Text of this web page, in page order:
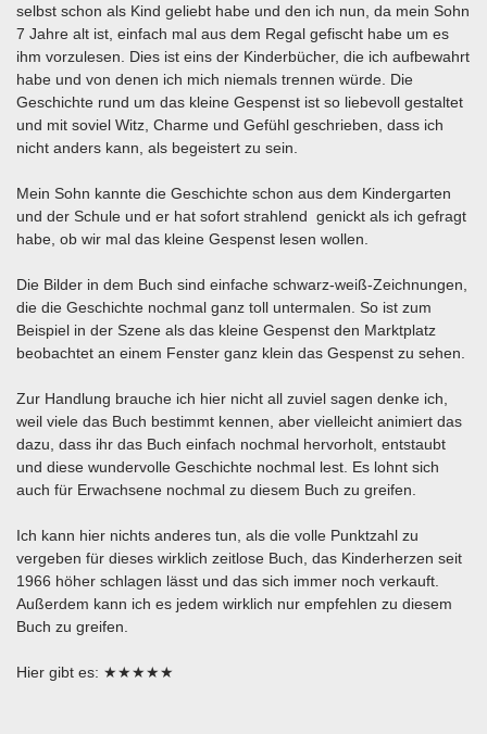
selbst schon als Kind geliebt habe und den ich nun, da mein Sohn
7 Jahre alt ist, einfach mal aus dem Regal gefischt habe um es
ihm vorzulesen. Dies ist eins der Kinderbücher, die ich aufbewahrt
habe und von denen ich mich niemals trennen würde. Die
Geschichte rund um das kleine Gespenst ist so liebevoll gestaltet
und mit soviel Witz, Charme und Gefühl geschrieben, dass ich
nicht anders kann, als begeistert zu sein.
Mein Sohn kannte die Geschichte schon aus dem Kindergarten
und der Schule und er hat sofort strahlend genickt als ich gefragt
habe, ob wir mal das kleine Gespenst lesen wollen.
Die Bilder in dem Buch sind einfache schwarz-weiß-Zeichnungen,
die die Geschichte nochmal ganz toll untermalen. So ist zum
Beispiel in der Szene als das kleine Gespenst den Marktplatz
beobachtet an einem Fenster ganz klein das Gespenst zu sehen.
Zur Handlung brauche ich hier nicht all zuviel sagen denke ich,
weil viele das Buch bestimmt kennen, aber vielleicht animiert das
dazu, dass ihr das Buch einfach nochmal hervorholt, entstaubt
und diese wundervolle Geschichte nochmal lest. Es lohnt sich
auch für Erwachsene nochmal zu diesem Buch zu greifen.
Ich kann hier nichts anderes tun, als die volle Punktzahl zu
vergeben für dieses wirklich zeitlose Buch, das Kinderherzen seit
1966 höher schlagen lässt und das sich immer noch verkauft.
Außerdem kann ich es jedem wirklich nur empfehlen zu diesem
Buch zu greifen.
Hier gibt es: ★★★★★